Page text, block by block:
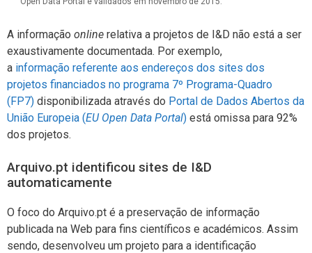
A informação online relativa a projetos de I&D não está a ser
exaustivamente documentada. Por exemplo,
a informação referente aos endereços dos sites dos
projetos financiados no programa 7º Programa-Quadro
(FP7) disponibilizada através do Portal de Dados Abertos da
União Europeia (EU Open Data Portal) está omissa para 92%
dos projetos.
Arquivo.pt identificou sites de I&D
automaticamente
O foco do Arquivo.pt é a preservação de informação
publicada na Web para fins científicos e académicos. Assim
sendo, desenvolveu um projeto para a identificação